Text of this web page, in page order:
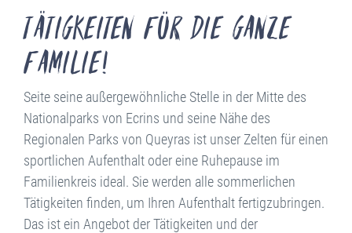
Tätigkeiten für die ganze
Familie!
Seite seine außergewöhnliche Stelle in der Mitte des
Nationalparks von Ecrins und seine Nähe des
Regionalen Parks von Queyras ist unser Zelten für einen
sportlichen Aufenthalt oder eine Ruhepause im
Familienkreis ideal. Sie werden alle sommerlichen
Tätigkeiten finden, um Ihren Aufenthalt fertigzubringen.
Das ist ein Angebot der Tätigkeiten und der